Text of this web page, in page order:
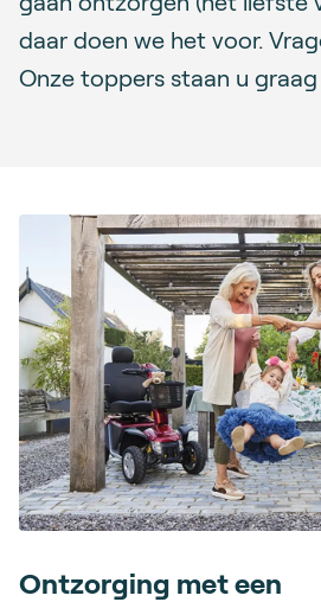
daar doen we het voor.
Onze toppers staan u
Ontzorging met een